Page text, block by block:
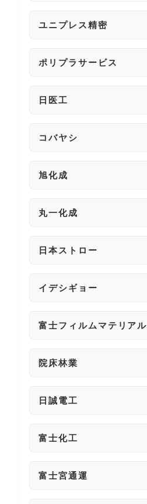
ユニプレス精密
ポリプラサービス
日医工
コバヤシ
旭化成
丸一化成
日本ストロー
イデシギョー
富士フィルムマテリアル
院床林業
日誠電工
富士化工
富士宮通運